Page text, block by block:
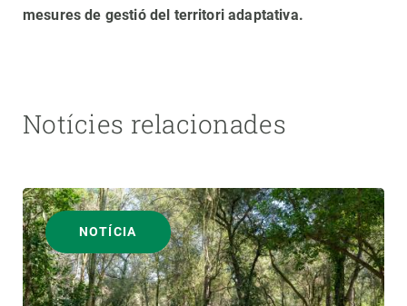
mesures de gestió del territori adaptativa.
Notícies relacionades
NOTÍCIA